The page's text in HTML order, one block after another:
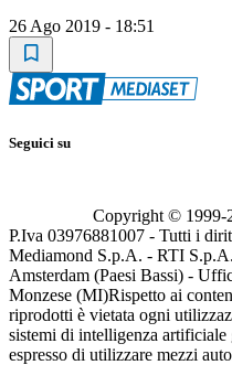
26 Ago 2019 - 18:51
Seguici su
Copyright © 1999-
P.Iva 03976881007 - Tutti i
Mediamond S.p.A. - RTI
Amsterdam (Paesi Bassi) -
Monzese (MI)Rispetto ai
riprodotti è vietata ogni
sistemi di intelligenza
espresso di utilizzare mezzi